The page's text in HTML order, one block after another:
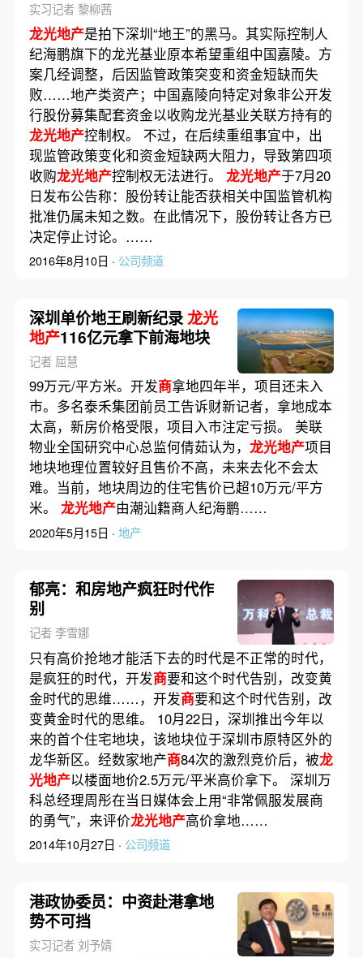
实习记者 黎柳茜
龙光地产是拍下深圳“地王”的黑马。其实际控制人
纪海鹏旗下的龙光基业原本希望重组中国嘉陵。方
案几经调整，后因监管政策突变和资金短缺而失
败……地产类资产；中国嘉陵向特定对象非公开发
行股份募集配套资金以收购龙光基业关联方持有的
龙光地产控制权。 不过，在后续重组事宜中，出
现监管政策变化和资金短缺两大阻力，导致第四项
收购龙光地产控制权无法进行。 龙光地产于7月20
日发布公告称：股份转让能否获相关中国监管机构
批准仍属未知之数。在此情况下，股份转让各方已
决定停止讨论。……
2016年8月10日 · 公司频道
深圳单价地王刷新纪录龙光
地产116亿元拿下前海地块
记者 屈慧
99万元/平方米。开发商拿地四年半，项目还未入
市。多名泰禾集团前员工告诉财新记者，拿地成本
太高，新房价格受限，项目入市注定亏损。 美联
物业全国研究中心总监何倩茹认为， 龙光地产项目
地块地理位置较好且售价不高，未来去化不会太
难。当前，地块周边的住宅售价已超10万元/平方
米。 龙光地产由潮汕籍商人纪海鹏……
2020年5月15日 · 地产
郁亮：和房地产疯狂时代作
别
记者 李雪娜
只有高价抢地才能活下去的时代是不正常的时代，
是疯狂的时代，开发商要和这个时代告别，改变黄
金时代的思维……，开发商要和这个时代告别，改
变黄金时代的思维。 10月22日，深圳推出今年以
来的首个住宅地块，该地块位于深圳市原特区外的
龙华新区。经数家地产商84次的激烈竞价后，被龙
光地产以楼面地价2.5万元/平米高价拿下。 深圳万
科总经理周彤在当日媒体会上用“非常佩服发展商
的勇气”，来评价龙光地产高价拿地……
2014年10月27日 · 公司频道
港政协委员：中资赴港拿地
势不可挡
实习记者 刘予婧